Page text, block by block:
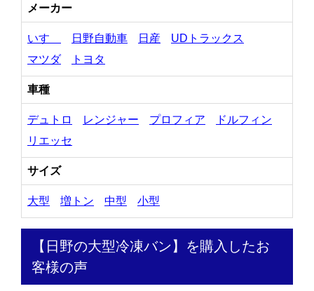
メーカー
いすゞ 日野自動車 日産
UDトラックス
マツダ
トヨタ
車種
デュトロ レンジャー プロフィア
ドルフィン
リエッセ
サイズ
大型 増トン 中型 小型
【日野の大型冷凍バン】を購入したお
客様の声